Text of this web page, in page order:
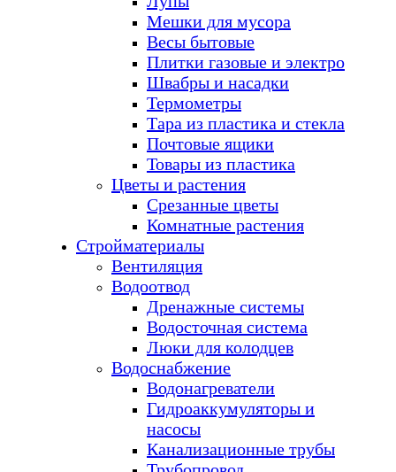
Мешки для мусора
Весы бытовые
Плитки газовые и электро
Швабры и насадки
Термометры
Тара из пластика и стекла
Почтовые ящики
Товары из пластика
Цветы и растения
Срезанные цветы
Комнатные растения
Стройматериалы
Вентиляция
Водоотвод
Дренажные системы
Водосточная система
Люки для колодцев
Водоснабжение
Водонагреватели
Гидроаккумуляторы и
насосы
Канализационные трубы